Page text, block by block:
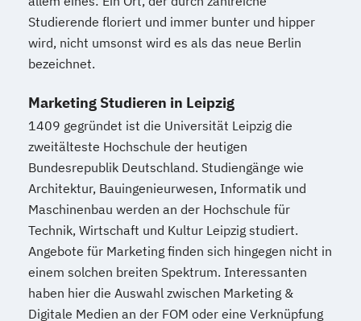
Studierende floriert und immer bunter und hipper
wird, nicht umsonst wird es als das neue Berlin
bezeichnet.
Marketing Studieren in Leipzig
1409 gegründet ist die Universität Leipzig die
zweitälteste Hochschule der heutigen
Bundesrepublik Deutschland. Studiengänge wie
Architektur, Bauingenieurwesen, Informatik und
Maschinenbau werden an der Hochschule für
Technik, Wirtschaft und Kultur Leipzig studiert.
Angebote für Marketing finden sich hingegen nicht in
einem solchen breiten Spektrum. Interessanten
haben hier die Auswahl zwischen Marketing &
Digitale Medien an der FOM oder eine Verknüpfung